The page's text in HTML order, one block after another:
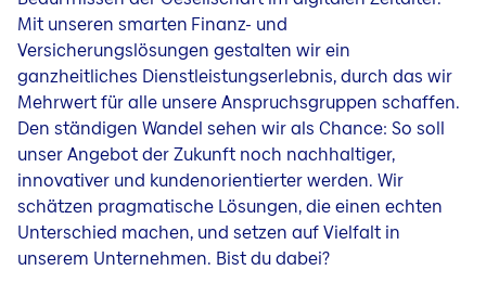
Mit unseren smarten Finanz- und
Versicherungslösungen gestalten wir ein
ganzheitliches Dienstleistungserlebnis, durch das wir
Mehrwert für alle unsere Anspruchsgruppen schaffen.
Den ständigen Wandel sehen wir als Chance: So soll
unser Angebot der Zukunft noch nachhaltiger,
innovativer und kundenorientierter werden. Wir
schätzen pragmatische Lösungen, die einen echten
Unterschied machen, und setzen auf Vielfalt in
unserem Unternehmen. Bist du dabei?